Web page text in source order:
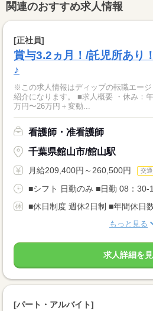
関連のおすすめ求人情報
[正社員]
賞与3.2ヵ月！/託児所あり
♪
※この求人情報はディップの転職エー
紹介になります。 ■求人概要 ・休み：
万円〜26万円＋変動...
看護師・准看護師
千葉県館山市/館山駅
月給209,400円～260,500円 交
■シフト 日勤のみ ■日勤 08：30-
■休日制度 週休2日制 ■年間休日
もっと見る
求人詳細を
[パート・アルバイト]